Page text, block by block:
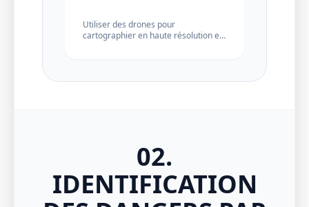
Utiliser des drones pour
cartographier en haute résolution et
02.
IDENTIFICATION